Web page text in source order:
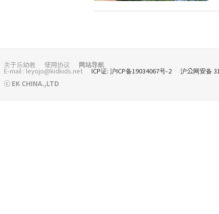
关于乐幼教 使用协议 网站导航
E-mail : leyojo@kidkids.net ICP证: 沪ICP备19034067号-2
沪公网安备
ⓒ EK CHINA.,LTD